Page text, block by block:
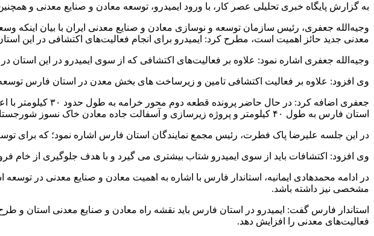
به گزارش پایگاه خبری تحلیلی عصر کار، با ورود ایمیدرو، توسعه معادن و صنایع معدنی و
وجیه‌الله جعفری، رئیس سازمان توسعه و نوسازی معادن و صنایع معدنی ایران با بیان
معدنی جدید حائز اهمیت است، مطرح کرد: ایمیدرو برای انجام فعالیت‌های اکتشافی در این
وجیه‌الله جعفری اشاره نمود: علاوه بر فعالیت‌های اکتشافی که از سوی ایمیدرو در این استان
وی افزود: علاوه بر فعالیت اکتشافی تامین و زیرساخت های بخش معدن در استان فارس
استان فارس به طول ۴۰ کیلومتر و پروژه زیرسازی و آسفالت جاده معادن خاک نسوز شورجستان آباده در مرحله آماده‌سازی اسناد مناقصه می‌باشد که از سوی مشاور در حال انجام است.
در این جلسه علیرضا پاک فطرت، رئیس مجمع نمایندگان استان فارس اشاره نمود؛ که برای
وی افزود: اکتشافات باید از سوی ایمیدرو شتاب بیشتری می گیرد و با هدف جلوگیری از خام
در ادامه محمدهادی ایمانیه، استاندار فارس با اشاره به اهمیت معادن و صنایع معدنی در
مشخصی نیز داشته باشد.
استاندار فارس گفت: ایمیدرو در استان فارس باید نقشه راه معادن و صنایع معدنی استان
فعالیت‌های معدنی را افزایش دهد.